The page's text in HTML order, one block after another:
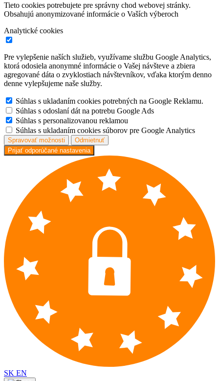
Tieto cookies potrebujete pre správny chod webovej stránky.
Obsahujú anonymizované informácie o Vaších výberoch
Analytické cookies
Pre vylepšenie naších služieb, využívame službu Google Analytics,
ktorá odosiela anonymné informácie o Vašej návšteve a zbiera
agregované dáta o zvyklostiach návštevníkov, vďaka ktorým denno
denne vylepšujeme naše služby.
Súhlas s ukladaním cookies potrebných na Google Reklamu.
Súhlas s odoslaní dát na potrebu Google Ads
Súhlas s personalizovanou reklamou
Súhlas s ukladaním cookies súborov pre Google Analytics
Spravovať možnosti
Odmietnuť
Prijať odporúčané nastavenia
SK EN